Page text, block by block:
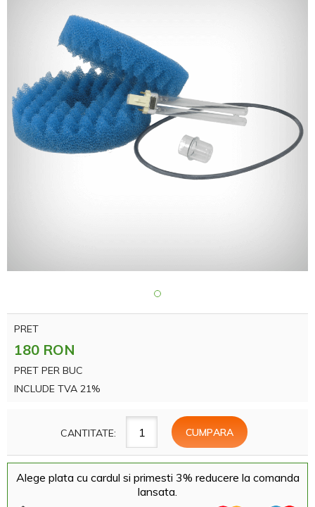
PRET
180 RON
PRET PER BUC
INCLUDE TVA 21%
CANTITATE:
Alege plata cu cardul si primesti 3% reducere la comanda
lansata.